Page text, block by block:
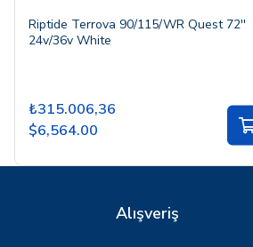
Riptide Terrova 90/115/WR Quest 72''
24v/36v White
₺315.006,36
$6,564.00
Alışveriş